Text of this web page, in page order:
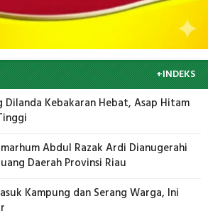
+INDEKS
Dilanda Kebakaran Hebat, Asap Hitam
Abdul Razak Ardi Dianugerahi
Daerah Provinsi Riau
Kampung dan Serang Warga, Ini